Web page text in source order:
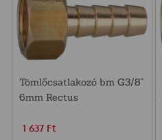
Tömlőcsatlakozó bm G3/8"
6mm Rectus
1 637 Ft